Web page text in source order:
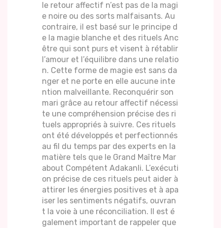
le retour affectif n’est pas de la magi
e noire ou des sorts malfaisants. Au
contraire, il est basé sur le principe d
e la magie blanche et des rituels Anc
être qui sont purs et visent à rétablir
l’amour et l’équilibre dans une relatio
n. Cette forme de magie est sans da
nger et ne porte en elle aucune inte
ntion malveillante. Reconquérir son
mari grâce au retour affectif nécessi
te une compréhension précise des ri
tuels appropriés à suivre. Ces rituels
ont été développés et perfectionnés
au fil du temps par des experts en la
matière tels que le Grand Maître Mar
about Compétent Adakanli. L’exécuti
on précise de ces rituels peut aider à
attirer les énergies positives et à apa
iser les sentiments négatifs, ouvran
t la voie à une réconciliation. Il est é
galement important de rappeler que